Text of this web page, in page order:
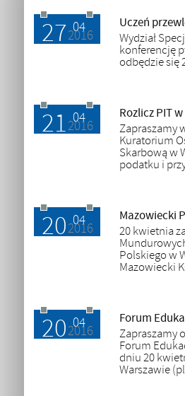
Uczeń
Wydział
konferencję
odbędzie się
18.04.2016
27 04
2016
Rozlicz PIT
Zapraszamy
Kuratorium
Skarbową w
podatku i
12.04.2016
21 04
2016
Mazowiecki
20 kwietnia
Polskiego w
Mazowiecki
21.04.2016
20 04
2016
Forum
Zapraszamy
Forum
dniu 20
Warszawie
12.04.2016
20 04
2016